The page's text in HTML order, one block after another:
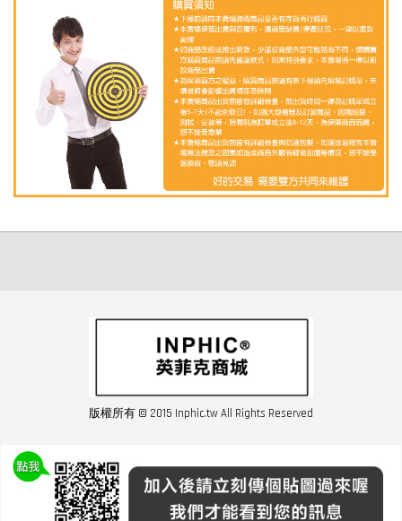
版權所有 © 2015 Inphic.tw All Rights Reserved
友站連結inphic營業設備
聯絡我們 02-28852016 如遇商品缺貨或數量不足請與客服聯繫